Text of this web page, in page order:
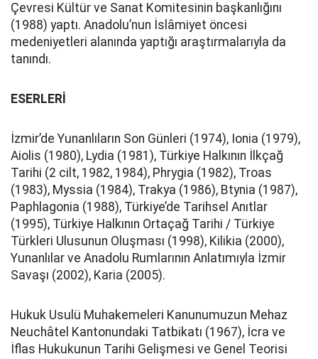
Çevresi Kültür ve Sanat Komitesinin başkanlığını
(1988) yaptı. Anadolu’nun İslâmiyet öncesi
medeniyetleri alanında yaptığı araştırmalarıyla da
tanındı.
ESERLERİ
İzmir’de Yunanlıların Son Günleri (1974), Ionia (1979),
Aiolis (1980), Lydia (1981), Türkiye Halkının İlkçağ
Tarihi (2 cilt, 1982, 1984), Phrygia (1982), Troas
(1983), Myssia (1984), Trakya (1986), Btynia (1987),
Paphlagonia (1988), Türkiye’de Tarihsel Anıtlar
(1995), Türkiye Halkının Ortaçağ Tarihi / Türkiye
Türkleri Ulusunun Oluşması (1998), Kilikia (2000),
Yunanlılar ve Anadolu Rumlarının Anlatımıyla İzmir
Savaşı (2002), Karia (2005).
Hukuk Usulü Muhakemeleri Kanunumuzun Mehaz
Neuchâtel Kantonundaki Tatbikatı (1967), İcra ve
İflas Hukukunun Tarihi Gelişmesi ve Genel Teorisi